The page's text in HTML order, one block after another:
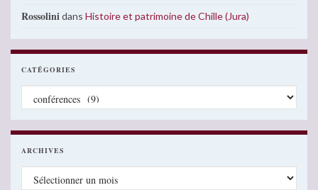
Rossolinidans Histoire et patrimoine de Chille (Jura)
CATÉGORIES
Catégories
ARCHIVES
Archives